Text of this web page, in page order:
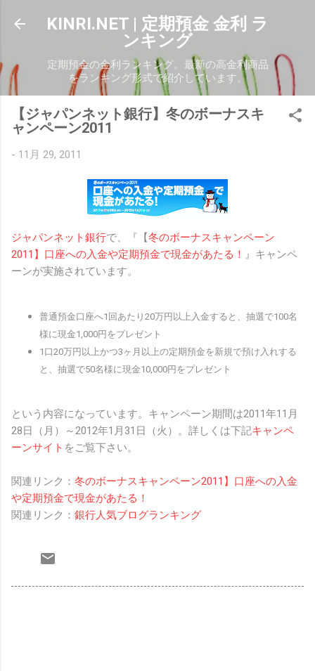
スキップしてメイン コンテンツに移動
KINRI.NET | 定期預金 金利 ラ
ンキング
定期預金の金利ランキング。最新の高金利商品
をランキング形式で紹介しています。
【ジャパンネット銀行】冬のボーナスキ
ャンペーン2011
- 11月 29, 2011
ジャパンネット銀行で、『【冬のボーナスキャンペーン
2011】口座への入金や定期預金で現金があたる！ 』キャンペ
ーンが実施されています。
普通預金口座へ1回あたり20万円以上入金すると、抽選で100名
様に現金1,000円をプレゼント
1口20万円以上かつ3ヶ月以上の定期預金を新規で預け入れする
と、抽選で50名様に現金10,000円をプレゼント
という内容になっています。キャンペーン期間は2011年11月
28日（月）～2012年1月31日（火）。詳しくは下記キャンペ
ーンサイト をご覧下さい。
関連リンク： 冬のボーナスキャンペーン2011】口座への入金
や定期預金で現金があたる！
関連リンク： 銀行人気ブログランキング